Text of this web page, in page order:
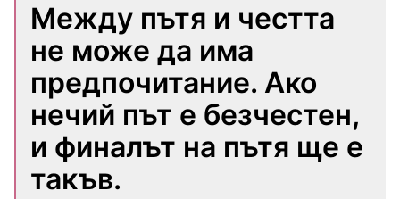
Между пътя и честта
не може да има
предпочитание. Ако
нечий път е безчестен,
и финалът на пътя ще е
такъв.